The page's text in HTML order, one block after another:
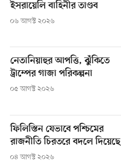
ইসরায়েলি বাহিনীর তাণ্ডব
০৬ আগস্ট ২০২৬
নেতানিয়াহুর আপত্তি, ঝুঁকিতে
ট্রাম্পের গাজা পরিকল্পনা
০৫ আগস্ট ২০২৬
ফিলিস্তিন যেভাবে পশ্চিমের
রাজনীতি চিরতরে বদলে দিয়েছে
০৪ আগস্ট ২০২৬